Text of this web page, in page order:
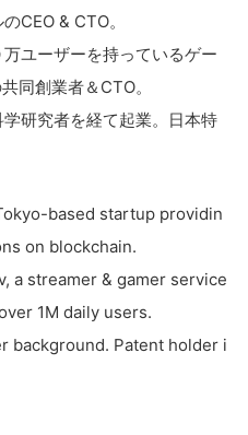
CEO & CTO。
ユーザーを持っているゲー
同創業者＆CTO。
研究者を経て起業。日本特
based startup providin
on blockchain.
a streamer & gamer service
1M daily users.
background. Patent holder i